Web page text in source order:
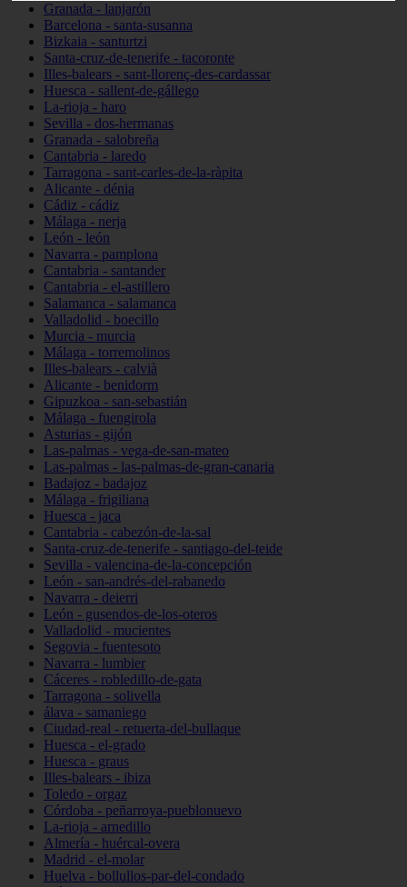
Granada - lanjarón
Barcelona - santa-susanna
Bizkaia - santurtzi
Santa-cruz-de-tenerife - tacoronte
Illes-balears - sant-llorenç-des-cardassar
Huesca - sallent-de-gállego
La-rioja - haro
Sevilla - dos-hermanas
Granada - salobreña
Cantabria - laredo
Tarragona - sant-carles-de-la-ràpita
Alicante - dénia
Cádiz - cádiz
Málaga - nerja
León - león
Navarra - pamplona
Cantabria - santander
Cantabria - el-astillero
Salamanca - salamanca
Valladolid - boecillo
Murcia - murcia
Málaga - torremolinos
Illes-balears - calvià
Alicante - benidorm
Gipuzkoa - san-sebastián
Málaga - fuengirola
Asturias - gijón
Las-palmas - vega-de-san-mateo
Las-palmas - las-palmas-de-gran-canaria
Badajoz - badajoz
Málaga - frigiliana
Huesca - jaca
Cantabria - cabezón-de-la-sal
Santa-cruz-de-tenerife - santiago-del-teide
Sevilla - valencina-de-la-concepción
León - san-andrés-del-rabanedo
Navarra - deierri
León - gusendos-de-los-oteros
Valladolid - mucientes
Segovia - fuentesoto
Navarra - lumbier
Cáceres - robledillo-de-gata
Tarragona - solivella
álava - samaniego
Ciudad-real - retuerta-del-bullaque
Huesca - el-grado
Huesca - graus
Illes-balears - ibiza
Toledo - orgaz
Córdoba - peñarroya-pueblonuevo
La-rioja - arnedillo
Almería - huércal-overa
Madrid - el-molar
Huelva - bollullos-par-del-condado